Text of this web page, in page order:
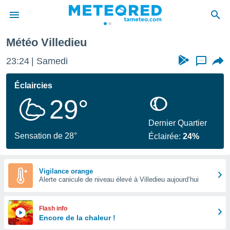
de
Météo Villedieu
23:24 Samedi ...
Éclaircies
29°
Sensation de 28°
Dernier Quartier
Éclairée:24%
Vigilance orange
Alerte canicule de niveau élevé à Villedieu aujourd’hui
Flash info
Encore de la chaleur !